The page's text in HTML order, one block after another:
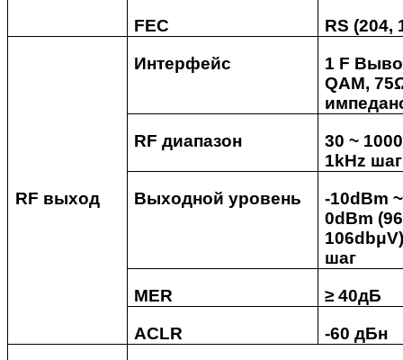
FEC RS (204,
RF выход
Интерфейс
1 F
QAM,
RFдиапазон
30 ~
1kHz шаг
Выходной уровень
-10dBm
0dBm
шаг
MER
≥ 40дБ
ACLR
-60 дБн